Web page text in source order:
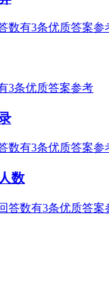
数有3条优质答案参
3条优质答案参考
数有3条优质答案参
数
答数有3条优质答案